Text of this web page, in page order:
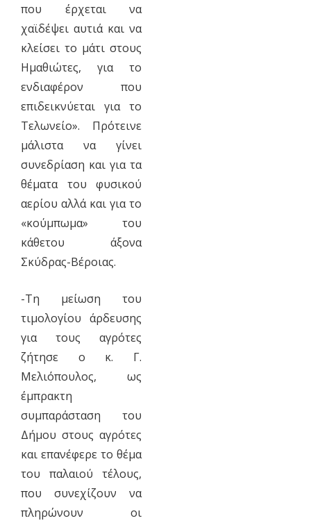
που έρχεται να
χαϊδέψει αυτιά και να
κλείσει το μάτι στους
Ημαθιώτες, για το
ενδιαφέρον που
επιδεικνύεται για το
Τελωνείο». Πρότεινε
μάλιστα να γίνει
συνεδρίαση και για τα
θέματα του φυσικού
αερίου αλλά και για το
«κούμπωμα» του
κάθετου άξονα
Σκύδρας-Βέροιας.
-Τη μείωση του
τιμολογίου άρδευσης
για τους αγρότες
ζήτησε ο κ. Γ.
Μελιόπουλος, ως
έμπρακτη
συμπαράσταση του
Δήμου στους αγρότες
και επανέφερε το θέμα
του παλαιού τέλους,
που συνεχίζουν να
πληρώνουν οι